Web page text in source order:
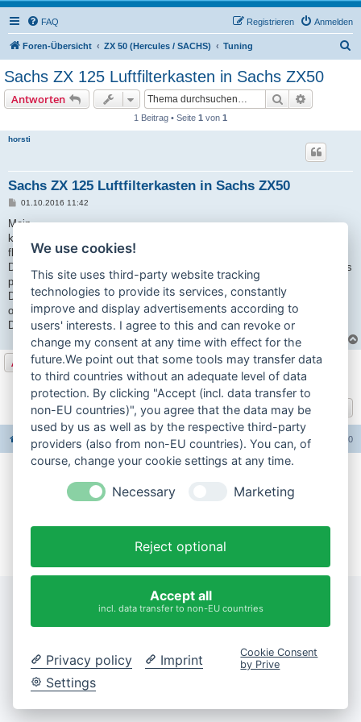
FAQ Anmelden
Registrieren
Foren-Übersicht ZX 50 (Hercules / SACHS) Tuning
Sachs ZX 125 Luftfilterkasten in Sachs ZX50
Antworten Suche
1 Beitrag • Seite 1 von 1
horsti
Sachs ZX 125 Luftfilterkasten in Sachs ZX50
B
i
01.10.2016 11:42
Moin,
kumpel ich ich bauen gerade Motor neu auf mit 86ccm und 28mm
flachschieber vergaser.
Der Schlauch vom Luftfilterkasten ist bei der zx50 ja viel zu klein und das
passt vorne und hinten nicht.
Deswegen haben wir uns überlegt, ob wohl der Luftfilterkasten der ZX125
ohne große umbauten in die ZX50 passt.
Der Rahmen ist doch identisch oder nicht?
Antworten
1 Beitrag • Seite1von1
Gehe zu
Foren-Übersicht Alle Zeiten sind UTC+02:00
Alle Foren-Cookies löschen
Impressum
Cookie-Einstellungen ändern
We use cookies!
This site uses third-party website tracking
technologies to provide its services, constantly
improve and display advertisements according to
users' interests. I agree to this and can revoke or
change my consent at any time with effect for the
future.We point out that some tools may transfer data
to third countries without an adequate level of data
protection. By clicking "Accept (incl. data transfer to
non-EU countries)", you agree that the data may be
used by us as well as by the respective third-party
providers (also from non-EU countries). You can, of
course, change your cookie settings at any time.
Necessary Marketing
Reject optional
Accept all
incl. data transfer to non-EU countries
Privacy policy
Imprint
Settings
Cookie Consent
by Prive